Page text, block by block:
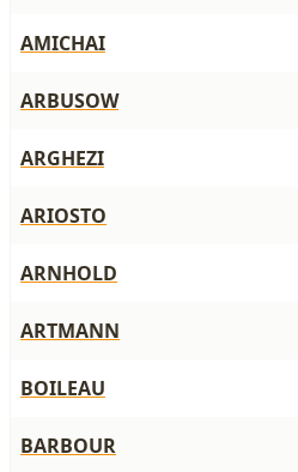
AMICHAI
ARBUSOW
ARGHEZI
ARIOSTO
ARNHOLD
ARTMANN
BOILEAU
BARBOUR